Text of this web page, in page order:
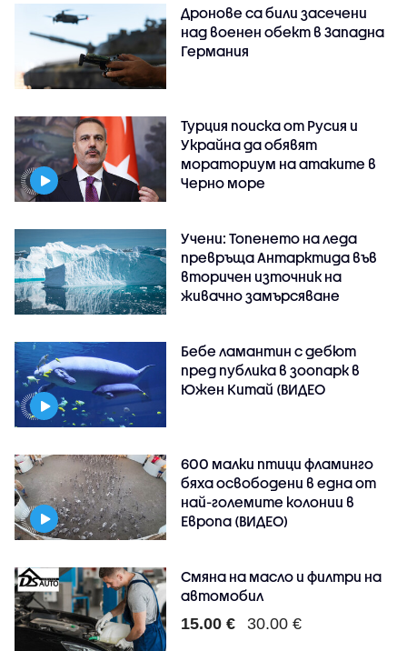
Дронове са били засечени
над военен обект в Западна
Германия
Турция поиска от Русия и
Украйна да обявят
мораториум на атаките в
Черно море
Учени: Топенето на леда
превръща Антарктида във
вторичен източник на
живачно замърсяване
Бебе ламантин с дебют
пред публика в зоопарк в
Южен Китай (ВИДЕО
600 малки птици фламинго
бяха освободени в една от
най-големите колонии в
Европа (ВИДЕО)
Смяна на масло и филтри на
автомобил
15.00 € 30.00 €